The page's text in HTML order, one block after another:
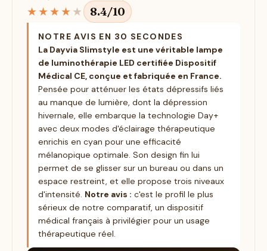
★★★★ ★ 8.4/10
NOTRE AVIS EN 30 SECONDES
La Dayvia Slimstyle est une véritable lampe
de luminothérapie LED certifiée Dispositif
Médical CE, conçue et fabriquée en France.
Pensée pour atténuer les états dépressifs liés
au manque de lumière, dont la dépression
hivernale, elle embarque la technologie Day+
avec deux modes d'éclairage thérapeutique
enrichis en cyan pour une efficacité
mélanopique optimale. Son design fin lui
permet de se glisser sur un bureau ou dans un
espace restreint, et elle propose trois niveaux
d'intensité. Notre avis : c'est le profil le plus
sérieux de notre comparatif, un dispositif
médical français à privilégier pour un usage
thérapeutique réel.